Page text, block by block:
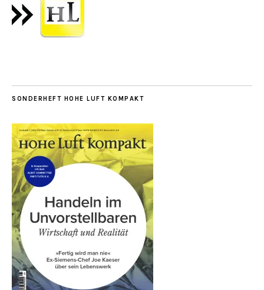
SONDERHEFT HOHE LUFT KOMPAKT